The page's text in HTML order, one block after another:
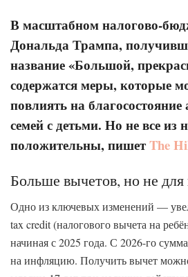
В масштабном налогово-
Дональда Трампа,
название «Большой,
содержатся меры, которые
повлиять на
семей с детьми. Но не все из
положительны, пишетThe
Больше вычетов, но не для
Одно из ключевых изменений —
tax credit (налогового вычета на
начиная с 2025 года. С 2026-го
на инфляцию. Получить вычет